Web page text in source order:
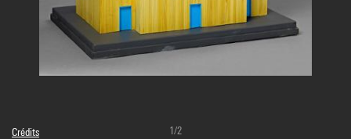
Crédits
1/2